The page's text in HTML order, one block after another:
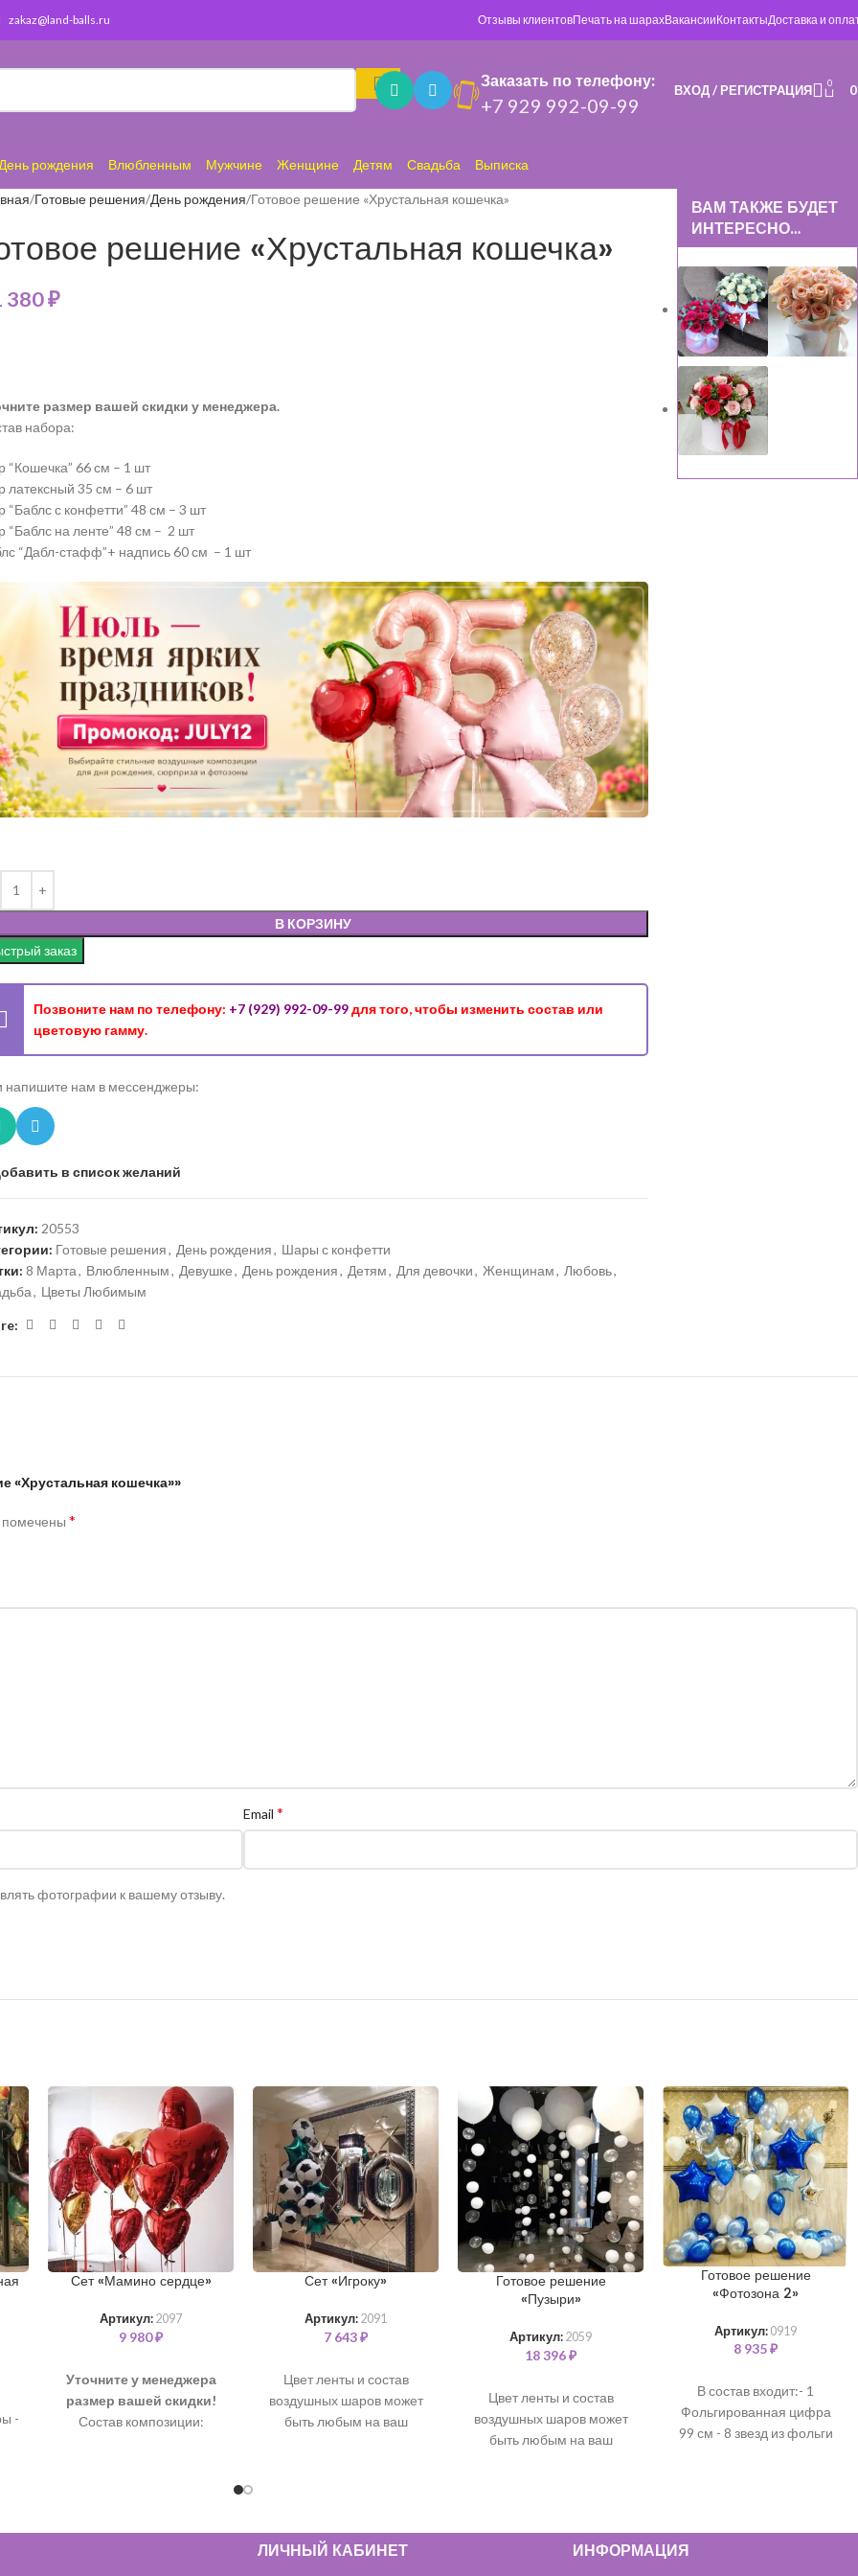
zakaz@land-balls.ru Отзывы клиентовПечать на шарахВакансииКонтактыДоставка и
Заказать по телефону:
+7 929 992-09-99
ВХОД / РЕГИСТРАЦИЯ 0
День рождения Влюбленным Мужчине Женщине Детям Свадьба Выписка
Готовые решения День рождения Готовое решение «Хрустальная кошечка»
решение «Хрустальная кошечка»
380₽
размер вашей скидки у менеджера.
набора:
“Кошечка” 66 см – 1 шт
латексный 35 см – 6 шт
“Баблс с конфетти” 48 см – 3 шт
“Баблс на ленте” 48 см – 2 шт
“Дабл-стафф”+ надпись 60 см – 1 шт
В КОРЗИНУ
заказ
Позвоните нам по телефону: +7 (929) 992-09-99для того, чтобы изменить состав или
цветовую гамму.
напишите нам в мессенджеры:
в список желаний
20553
Готовые решения, День рождения, Шары с конфетти
8 Марта, Влюбленным, Девушке, День рождения, Детям, Для девочки, Женщинам, Любовь,
, Цветы Любимым
ВАМ ТАКЖЕ БУДЕТ
ИНТЕРЕСНО…
«Хрустальная кошечка»»
помечены *
Email *
фотографии к вашему отзыву.
-
Сет «Мамино сердце»
Артикул: 2097
9 980₽
Уточните у менеджера
размер вашей скидки!
Состав композиции:
Сет «Игроку»
Артикул: 2091
7 643₽
Цвет ленты и состав
воздушных шаров может
быть любым на ваш
Фольгированные цифры
Готовое решение
«Пузыри»
Артикул: 2059
18 396₽
Цвет ленты и состав
воздушных шаров может
быть любым на ваш
состав входит:
Готовое решение
«Фотозона 2»
Артикул: 0919
8 935₽
В состав входит:- 1
Фольгированная цифра
99 см - 8 звезд из фольги
воздухом на пол*цветовая
гамма может быть любая*
ЛИЧНЫЙ КАБИНЕТ ИНФОРМАЦИЯ